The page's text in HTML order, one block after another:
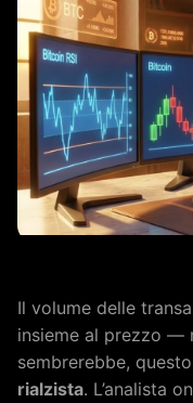
Il volume delle
insieme al prezzo —
sembrerebbe,
rialzista. L’analista